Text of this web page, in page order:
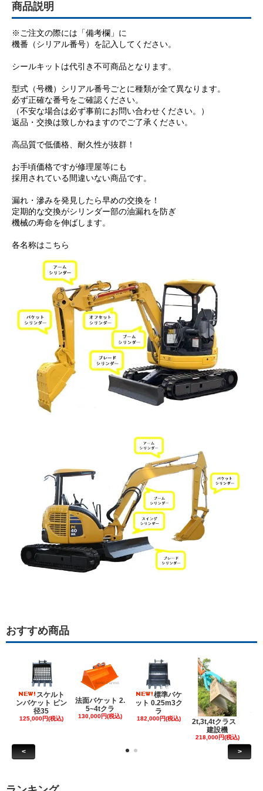
商品説明
※ご注文の際には「備考欄」に
機番（シリアル番号）を記入してください。
シールキットは代引き不可商品となります。
型式（号機）シリアル番号ごとに種類が全て異なります。
必ず正確な番号をご確認ください。
（不安な場合は必ず事前にお問い合わせください。）
返品・交換は致しかねますのでご了承ください。
高品質で低価格、耐久性が抜群！
お手頃価格ですが修理屋等にも
採用されている間違いない商品です。
漏れ・滲みを発見したら早めの交換を！
定期的な交換がシリンダー部の油漏れを防ぎ
機械の寿命を伸ばします。
各名称はこちら
おすすめ商品
スケルト
ンバケット ピン
径35
125,000円(税込)
法面バケット 2.
5~4tクラ
130,000円(税込)
標準バケ
ット 0.25m3ク
ラ
182,000円(税込)
2t,3t,4tクラス
建設機
218,000円(税込)
< >